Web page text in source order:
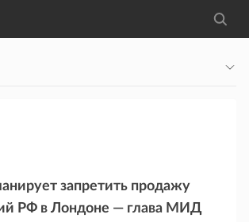
запретить продажу
РФ в Лондоне — глава МИД